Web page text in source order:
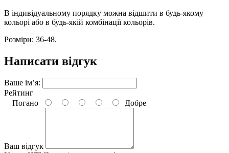
В індивідуальному порядку можна відшити в будь-якому
кольорі або в будь-якій комбінації кольорів.
Розміри: 36-48.
Написати відгук
Ваше ім’я:
Рейтинг
Погано
Добре
Ваш відгук